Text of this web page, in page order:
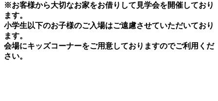
※お客様から大切なお家をお借りして見学会を開催しており
ます。
小学生以下のお子様のご入場はご遠慮させていただいており
ます。
会場にキッズコーナーをご用意しておりますのでご利用くだ
さい。